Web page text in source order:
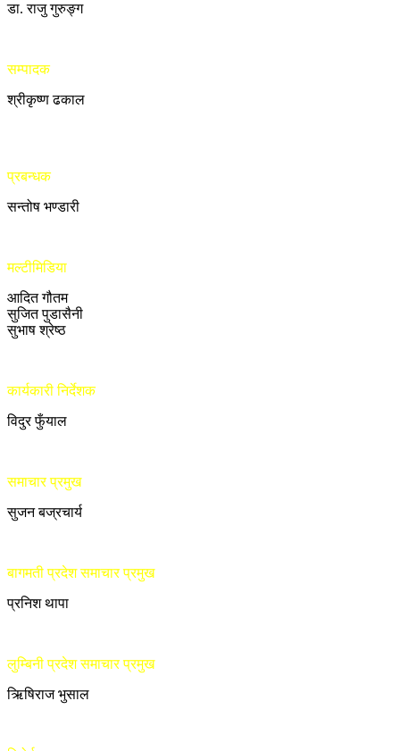
डा. राजु गुरुङ्ग
सम्पादक
श्रीकृष्ण ढकाल
प्रबन्धक
सन्तोष भण्डारी
मल्टीमिडिया
आदित गौतम
सुजित पुडासैनी
सुभाष श्रेष्ठ
कार्यकारी निर्देशक
विदुर फुँयाल
समाचार प्रमुख
सुजन बज्रचार्य
बागमती प्रदेश समाचार प्रमुख
प्रनिश थापा
लुम्बिनी प्रदेश समाचार प्रमुख
ऋिषिराज भुसाल